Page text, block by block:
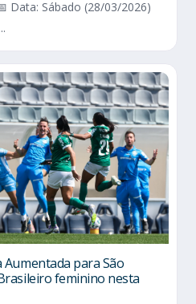
Data: Sábado (28/03/2026)
para São
feminino nesta